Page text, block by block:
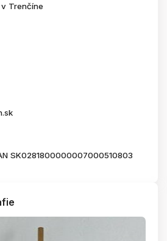
Trenčíne
SK0281800000007000510803